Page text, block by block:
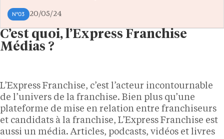
N°03 20/05/24
C’est quoi, l’Express Franchise
Médias ?
L’Express Franchise, c’est l’acteur incontournable
de l’univers de la franchise. Bien plus qu’une
plateforme de mise en relation entre franchiseurs
et candidats à la franchise, L’Express Franchise est
aussi un média. Articles, podcasts, vidéos et livres